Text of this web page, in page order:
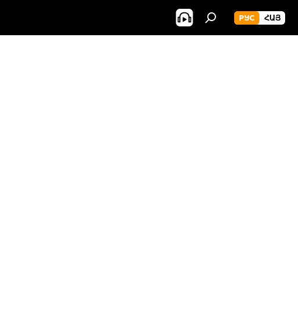
РУС ՀԱՅ